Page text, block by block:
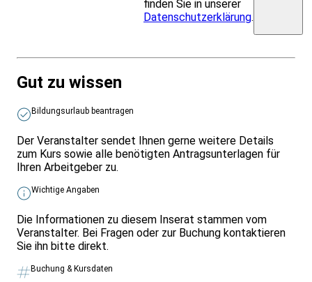
finden Sie in unserer
Datenschutzerklärung.
Gut zu wissen
Bildungsurlaub beantragen
Der Veranstalter sendet Ihnen gerne weitere Details
zum Kurs sowie alle benötigten Antragsunterlagen für
Ihren Arbeitgeber zu.
Wichtige Angaben
Die Informationen zu diesem Inserat stammen vom
Veranstalter. Bei Fragen oder zur Buchung kontaktieren
Sie ihn bitte direkt.
Buchung & Kursdaten